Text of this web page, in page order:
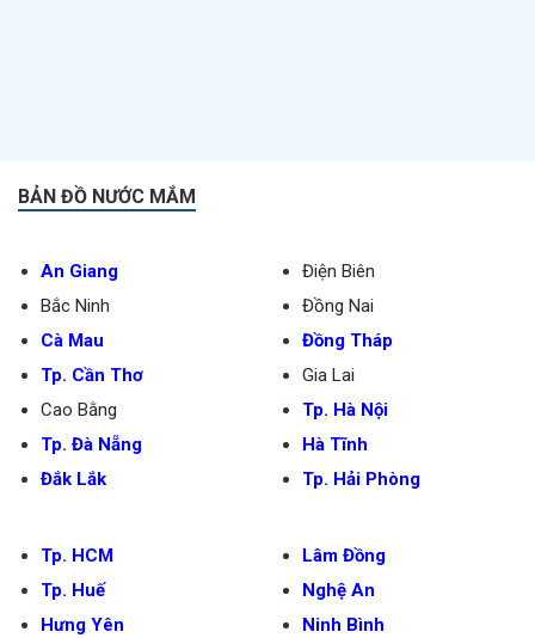
BẢN ĐỒ NƯỚC MẮM
An Giang
Bắc Ninh
Cà Mau
Tp. Cần Thơ
Cao Bằng
Tp. Đà Nẵng
Đắk Lắk
Điện Biên
Đồng Nai
Đồng Tháp
Gia Lai
Tp. Hà Nội
Hà Tĩnh
Tp. Hải Phòng
Tp. HCM
Tp. Huế
Hưng Yên
Lâm Đồng
Nghệ An
Ninh Bình